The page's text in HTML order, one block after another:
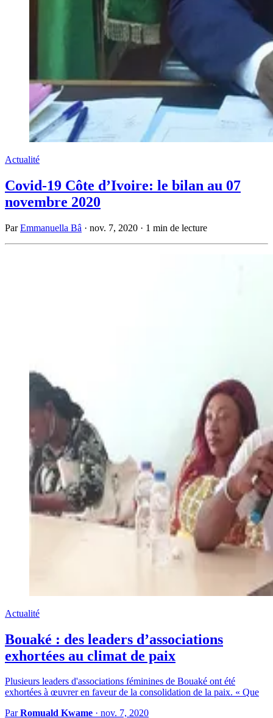
Actualité
Covid-19 Côte d’Ivoire: le bilan au 07
novembre 2020
ParEmmanuella Bâ · nov. 7, 2020 · 1 min de lecture
Actualité
Bouaké : des leaders d’associations
exhortées au climat de paix
Plusieurs leaders d'associations féminines de Bouaké ont été
exhortées à œuvrer en faveur de la consolidation de la paix. « Que
ParRomuald Kwame · nov. 7, 2020